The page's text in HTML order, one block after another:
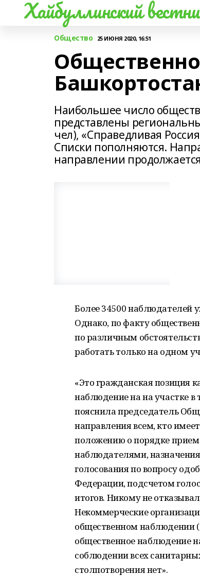
Хайбуллинский
Общество 25 ИЮНЯ 2020, 16:51
Наибольшее число
представлены
чел), «Справедливая
Списки пополняются.
направлении
Более 34500 наблюдателей
Однако, по факту
по различным
работать только на одном
«Это гражданская позиция
наблюдение на на участке в
пояснила председатель
направления всем, кто
положению о порядке
наблюдателями,
голосования по вопросу
Федерации, подсчетом
итогов. Никому не
Некоммерческие
общественном наблюдении
общественное наблюдение
соблюдении всех
столпотворения нет».